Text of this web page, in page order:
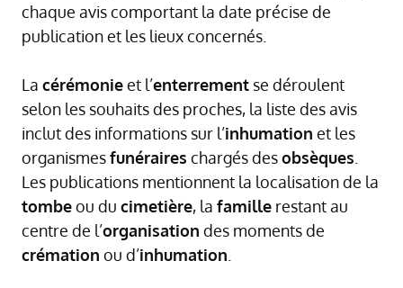
chaque avis comportant la date précise de
publication et les lieux concernés.
La cérémonieet l’enterrement se déroulent
selon les souhaits des proches, la liste des avis
inclut des informations sur l’inhumation et les
organismesfunéraires chargés desobsèques
Les publications mentionnent la localisation de la
tombeou du cimetière, la famille restant au
centre de l’organisation des moments de
crémation ou d’inhumation